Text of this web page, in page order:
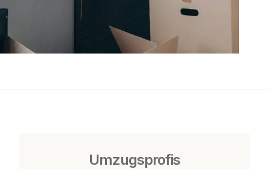
Umzugsprofis